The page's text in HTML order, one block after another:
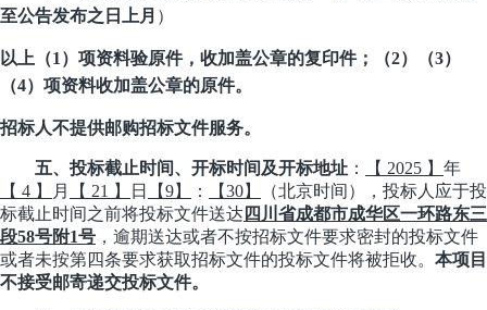
至公告发布之日上月 ）
以上（1）项资料验原件，收加盖公章的复印件；（2）（3）
（4） 项资料收加盖公章的原件。
招标人不提供邮购招标文件服务。
五、 投标截止时间、开标时间及开标地址 ： 【 2025 】 年
【 4 】 月 【 21 】 日 【9】 ： 【30】 （北京时间）， 投标人 应于投
标截止时间之前将投标文件送达 四川省成都市成华区一环路东三
段58号附1号 ，逾期送达或者不按招标文件要求密封的投标文件
或者未按第四条要求获取招标文件的投标文件将被拒收。 本项目
不接受邮寄递交投标文件。